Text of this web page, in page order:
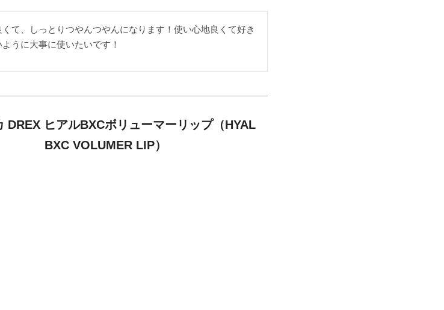
て、しっとりつやんつやんになります！使い心地良くて好き
うに大事に使いたいです！
DREX ヒアルBXCボリューマーリップ（HYAL
BXC VOLUMER LIP）